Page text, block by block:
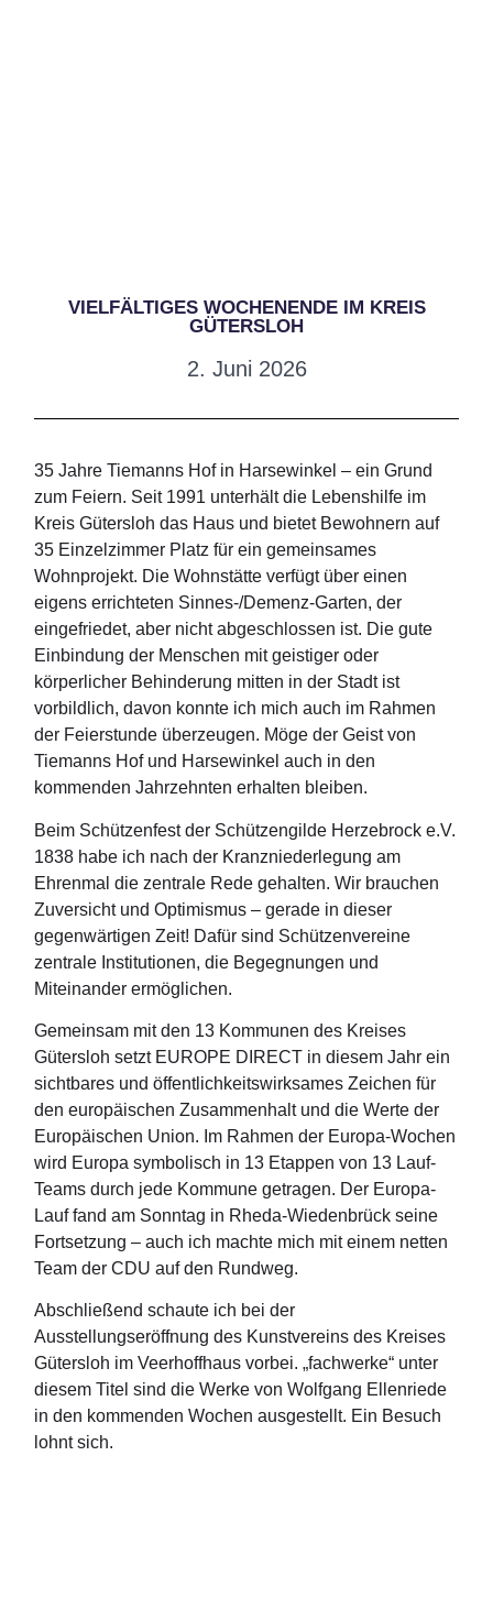
VIELFÄLTIGES WOCHENENDE IM KREIS
GÜTERSLOH
2. Juni 2026
35 Jahre Tiemanns Hof in Harsewinkel – ein Grund
zum Feiern. Seit 1991 unterhält die Lebenshilfe im
Kreis Gütersloh das Haus und bietet Bewohnern auf
35 Einzelzimmer Platz für ein gemeinsames
Wohnprojekt. Die Wohnstätte verfügt über einen
eigens errichteten Sinnes-/Demenz-Garten, der
eingefriedet, aber nicht abgeschlossen ist. Die gute
Einbindung der Menschen mit geistiger oder
körperlicher Behinderung mitten in der Stadt ist
vorbildlich, davon konnte ich mich auch im Rahmen
der Feierstunde überzeugen. Möge der Geist von
Tiemanns Hof und Harsewinkel auch in den
kommenden Jahrzehnten erhalten bleiben.
Beim Schützenfest der Schützengilde Herzebrock e.V.
1838 habe ich nach der Kranzniederlegung am
Ehrenmal die zentrale Rede gehalten. Wir brauchen
Zuversicht und Optimismus – gerade in dieser
gegenwärtigen Zeit! Dafür sind Schützenvereine
zentrale Institutionen, die Begegnungen und
Miteinander ermöglichen.
Gemeinsam mit den 13 Kommunen des Kreises
Gütersloh setzt EUROPE DIRECT in diesem Jahr ein
sichtbares und öffentlichkeitswirksames Zeichen für
den europäischen Zusammenhalt und die Werte der
Europäischen Union. Im Rahmen der Europa-Wochen
wird Europa symbolisch in 13 Etappen von 13 Lauf-
Teams durch jede Kommune getragen. Der Europa-
Lauf fand am Sonntag in Rheda-Wiedenbrück seine
Fortsetzung – auch ich machte mich mit einem netten
Team der CDU auf den Rundweg.
Abschließend schaute ich bei der
Ausstellungseröffnung des Kunstvereins des Kreises
Gütersloh im Veerhoffhaus vorbei. „fachwerke“ unter
diesem Titel sind die Werke von Wolfgang Ellenriede
in den kommenden Wochen ausgestellt. Ein Besuch
lohnt sich.